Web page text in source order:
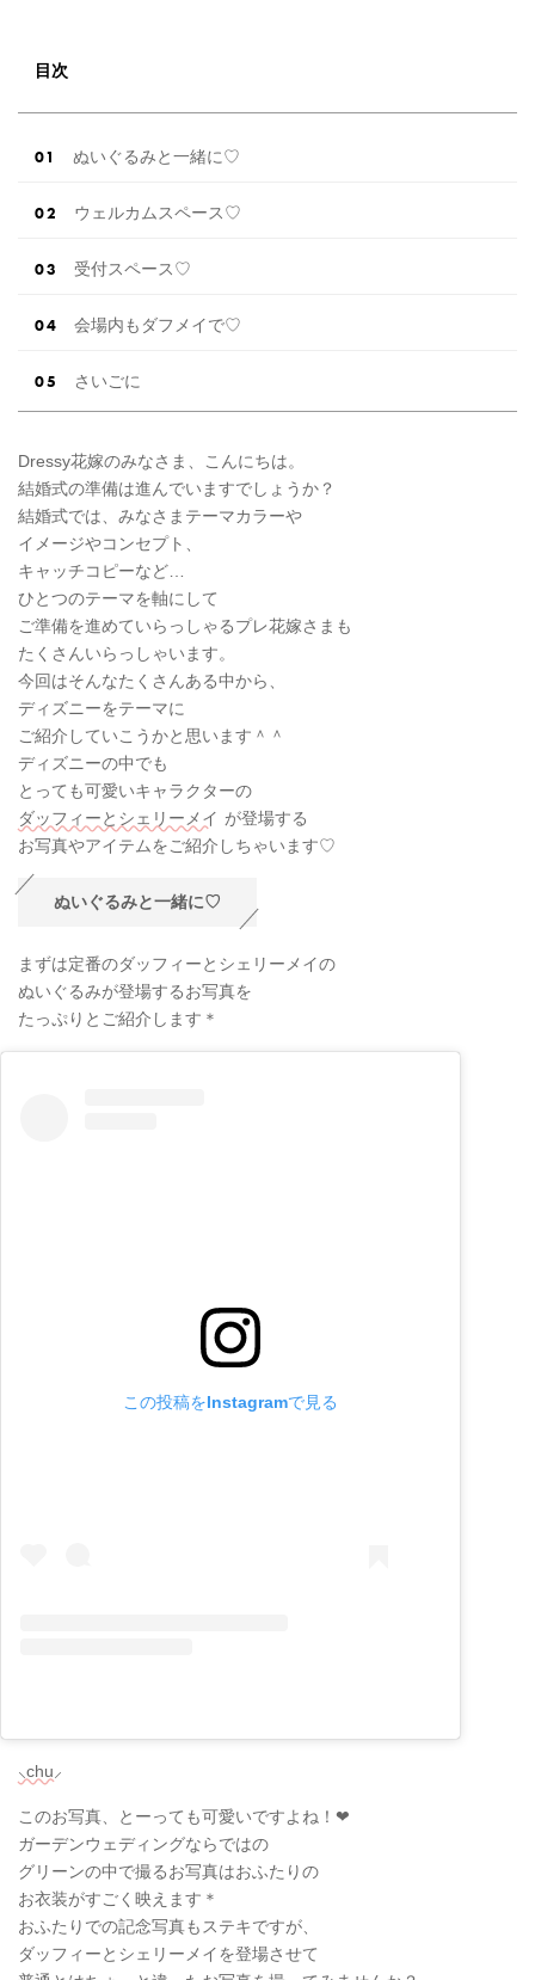
目次
ぬいぐるみと一緒に♡
ウェルカムスペース♡
受付スペース♡
会場内もダフメイで♡
さいごに
Dressy花嫁のみなさま、こんにちは。
結婚式の準備は進んでいますでしょうか？
結婚式では、みなさまテーマカラーや
イメージやコンセプト、
キャッチコピーなど…
ひとつのテーマを軸にして
ご準備を進めていらっしゃるプレ花嫁さまも
たくさんいらっしゃいます。
今回はそんなたくさんある中から、
ディズニーをテーマに
ご紹介していこうかと思います＾＾
ディズニーの中でも
とっても可愛いキャラクターの
ダッフィーとシェリーメイ が登場する
お写真やアイテムをご紹介しちゃいます♡
ぬいぐるみと一緒に♡
まずは定番のダッフィーとシェリーメイの
ぬいぐるみが登場するお写真を
たっぷりとご紹介します＊
この投稿をInstagramで見る
⸜chu⸝
このお写真、とーっても可愛いですよね！❤
ガーデンウェディングならではの
グリーンの中で撮るお写真はおふたりの
お衣装がすごく映えます＊
おふたりでの記念写真もステキですが、
ダッフィーとシェリーメイを登場させて